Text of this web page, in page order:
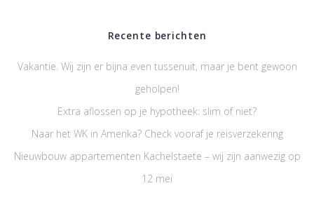
Recente berichten
Vakantie. Wij zijn er bijna even tussenuit, maar je bent gewoon
geholpen!
Extra aflossen op je hypotheek: slim of niet?
Naar het WK in Amerika? Check vooraf je reisverzekering
Nieuwbouw appartementen Kachelstaete – wij zijn aanwezig op
12 mei